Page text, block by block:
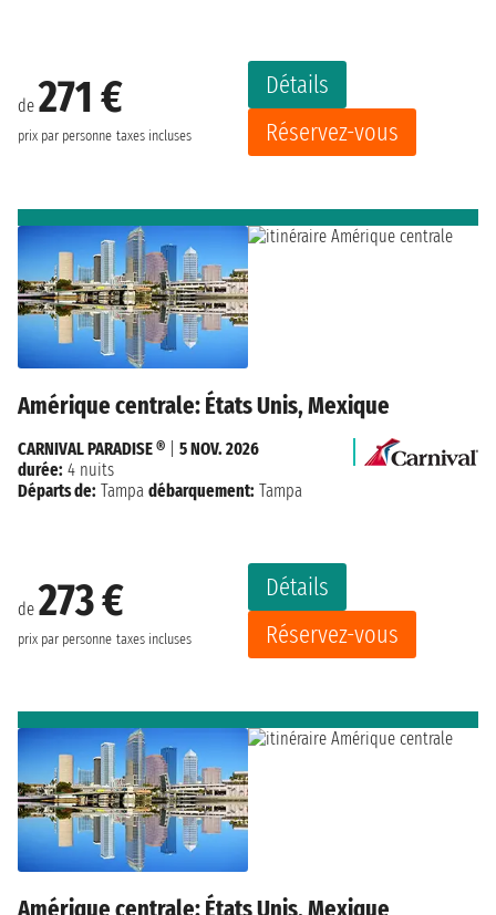
de 271 €
prix par personne taxes incluses
Détails
Réservez-vous
Amérique centrale: États Unis, Mexique
de 273 €
prix par personne taxes incluses
Détails
Réservez-vous
CARNIVAL PARADISE ®
5 NOV. 2026
durée: 4 nuits
Départs de: Tampa débarquement: Tampa
Amérique centrale: États Unis, Mexique